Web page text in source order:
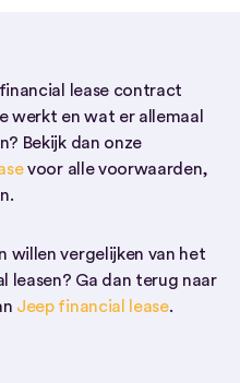
lease contract
werkt en wat er allemaal
Bekijk dan onze
voor alle voorwaarden,
willen vergelijken van het
leasen? Ga dan terug naar
Jeep financial lease.